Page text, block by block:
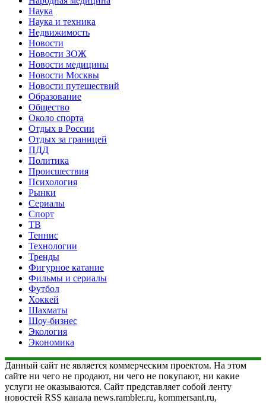
Наука
Наука и техника
Недвижимость
Новости
Новости ЗОЖ
Новости медицины
Новости Москвы
Новости путешествий
Образование
Общество
Около спорта
Отдых в России
Отдых за границей
ПДД
Политика
Происшествия
Психология
Рынки
Сериалы
Спорт
ТВ
Теннис
Технологии
Тренды
Фигурное катание
Фильмы и сериалы
Футбол
Хоккей
Шахматы
Шоу-бизнес
Экология
Экономика
Данный сайт не является коммерческим проектом. На этом
сайте ни чего не продают, ни чего не покупают, ни какие
услуги не оказываются. Сайт представляет собой ленту
новостей RSS канала news.rambler.ru, kommersant.ru,